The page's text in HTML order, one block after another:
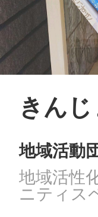
きん
地域活動
地域活性
ニティス